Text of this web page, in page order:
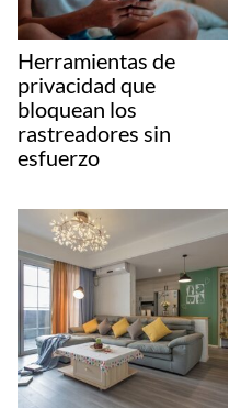
Herramientas de
privacidad que
bloquean los
rastreadores sin
esfuerzo